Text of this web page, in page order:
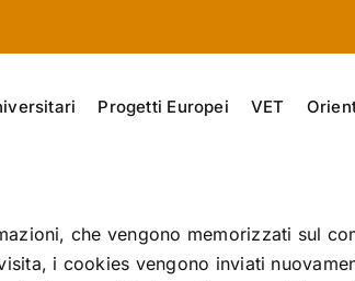
Progetti Europei VET
che vengono memorizzati sul
i cookies vengono inviati